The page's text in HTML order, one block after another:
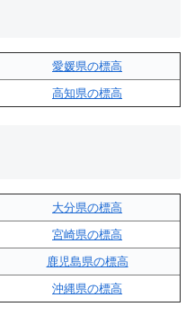
愛媛県の標高
高知県の標高
大分県の標高
宮崎県の標高
鹿児島県の標高
沖縄県の標高